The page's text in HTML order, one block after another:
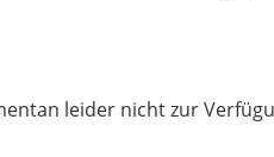
h
leider nicht zur